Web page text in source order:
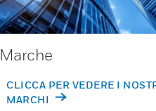
Marche
CLICCA PER VEDERE I
MARCHI